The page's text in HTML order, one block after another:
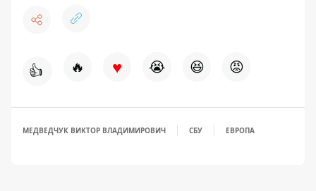
👍 🔥 ♥ 😭 😆 😡
МЕДВЕДЧУК ВИКТОР ВЛАДИМИРОВИЧ СБУ ЕВРОПА